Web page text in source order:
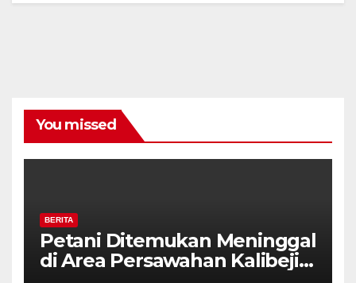
You missed
BERITA
Petani Ditemukan Meninggal
di Area Persawahan Kalibeji,